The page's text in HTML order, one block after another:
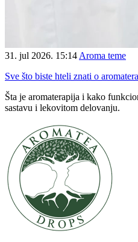
31. jul 2026. 15:14 Aroma teme
Sve što biste hteli znati o
Šta je aromaterapija i kako
sastavu i lekovitom delovanju.